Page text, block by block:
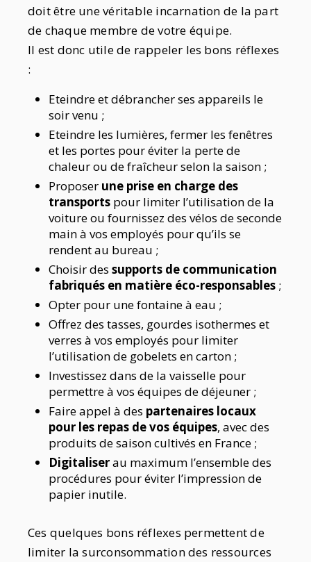
doit être une véritable incarnation de la part
de chaque membre de votre équipe.
Il est donc utile de rappeler les bons réflexes
:
Eteindre et débrancher ses appareils le
soir venu ;
Eteindre les lumières, fermer les fenêtres
et les portes pour éviter la perte de
chaleur ou de fraîcheur selon la saison ;
Proposer une prise en charge des
transports pour limiter l’utilisation de la
voiture ou fournissez des vélos de seconde
main à vos employés pour qu’ils se
rendent au bureau ;
Choisir des supports de communication
fabriqués en matière éco-responsables ;
Opter pour une fontaine à eau ;
Offrez des tasses, gourdes isothermes et
verres à vos employés pour limiter
l’utilisation de gobelets en carton ;
Investissez dans de la vaisselle pour
permettre à vos équipes de déjeuner ;
Faire appel à des partenaires locaux
pour les repas de vos équipes, avec des
produits de saison cultivés en France ;
Digitaliserau maximum l’ensemble des
procédures pour éviter l’impression de
papier inutile.
Ces quelques bons réflexes permettent de
limiter la surconsommation des ressources